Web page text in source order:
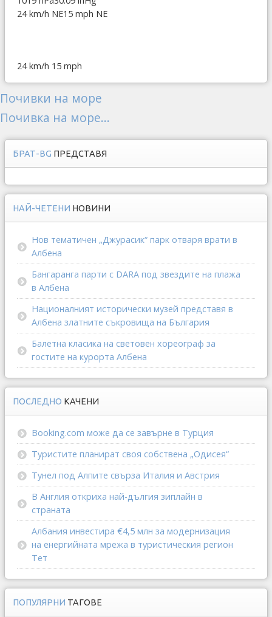
24 km/h NE15 mph NE
24 km/h 15 mph
Почивки на море
Почивка на море...
БРАТ-BG ПРЕДСТАВЯ
НАЙ-ЧЕТЕНИ НОВИНИ
Нов тематичен „Джурасик“ парк отваря врати в
Албена
Бангаранга парти с DARA под звездите на плажа
в Албена
Националният исторически музей представя в
Албена златните съкровища на България
Балетна класика на световен хореограф за
гостите на курорта Албена
ПОСЛЕДНО КАЧЕНИ
Booking.com може да се завърне в Турция
Туристите планират своя собствена „Одисея“
Тунел под Алпите свърза Италия и Австрия
В Англия откриха най-дългия зиплайн в
страната
Албания инвестира €4,5 млн за модернизация
на енергийната мрежа в туристическия регион
Тет
ПОПУЛЯРНИ ТАГОВЕ